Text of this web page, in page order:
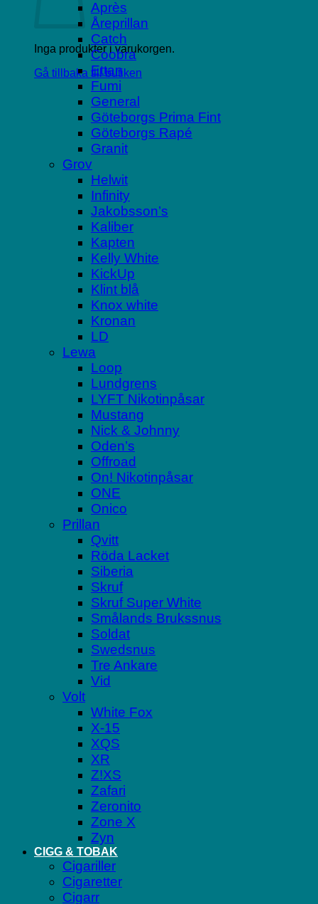
Inga produkter i varukorgen.
Gå tillbaka till butiken
Après
Åreprillan
Catch
Coobra
Ettan
Fumi
General
Göteborgs Prima Fint
Göteborgs Rapé
Granit
Grov
Helwit
Infinity
Jakobsson’s
Kaliber
Kapten
Kelly White
KickUp
Klint blå
Knox white
Kronan
LD
Lewa
Loop
Lundgrens
LYFT Nikotinpåsar
Mustang
Nick & Johnny
Oden’s
Offroad
On! Nikotinpåsar
ONE
Onico
Prillan
Qvitt
Röda Lacket
Siberia
Skruf
Skruf Super White
Smålands Brukssnus
Soldat
Swedsnus
Tre Ankare
Vid
Volt
White Fox
X-15
XQS
XR
Z!XS
Zafari
Zeronito
Zone X
Zyn
CIGG & TOBAK
Cigariller
Cigaretter
Cigarr